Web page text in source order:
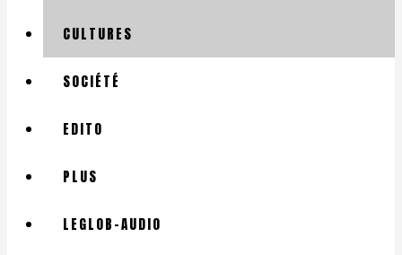
CULTURES
SOCIÉTÉ
EDITO
PLUS
LEGLOB-AUDIO